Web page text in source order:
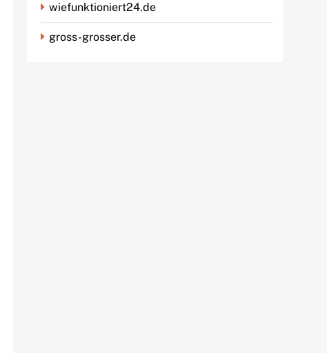
wiefunktioniert24.de
gross-grosser.de